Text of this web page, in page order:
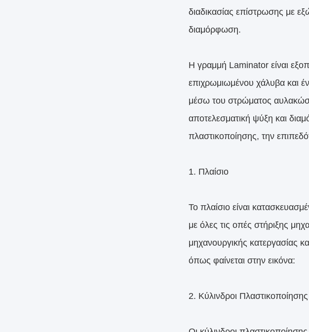
διαδικασίας επίστρωσης με
διαμόρφωση.
Η γραμμή Laminator είναι
επιχρωμιωμένου χάλυβα και
μέσω του στρώματος
αποτελεσματική ψύξη και
πλαστικοποίησης, την
1. Πλαίσιο
Το πλαίσιο είναι
με όλες τις οπές στήριξης
μηχανουργικής κατεργασίας
όπως φαίνεται στην εικόνα:
2. Κύλινδροι Πλαστικοποίησης